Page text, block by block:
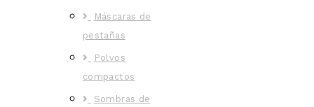
Máscaras de
pestañas
Polvos
compactos
Sombras de